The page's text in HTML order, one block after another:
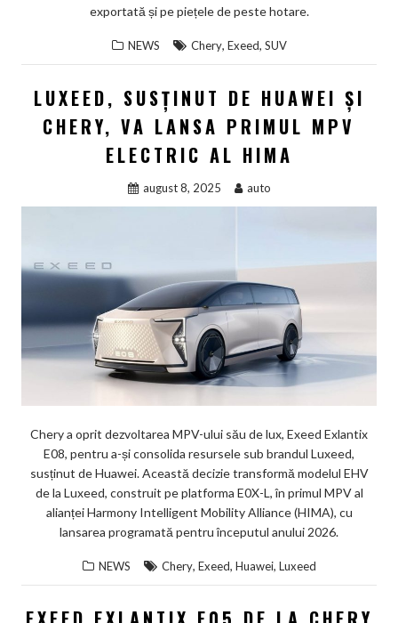
exportată și pe piețele de peste hotare.
NEWS Chery, Exeed, SUV
LUXEED, SUSȚINUT DE HUAWEI ȘI
CHERY, VA LANSA PRIMUL MPV
ELECTRIC AL HIMA
august 8, 2025 auto
Chery a oprit dezvoltarea MPV-ului său de lux, Exeed Exlantix
E08, pentru a-și consolida resursele sub brandul Luxeed,
susținut de Huawei. Această decizie transformă modelul EHV
de la Luxeed, construit pe platforma E0X-L, în primul MPV al
alianței Harmony Intelligent Mobility Alliance (HIMA), cu
lansarea programată pentru începutul anului 2026.
NEWS Chery, Exeed, Huawei, Luxeed